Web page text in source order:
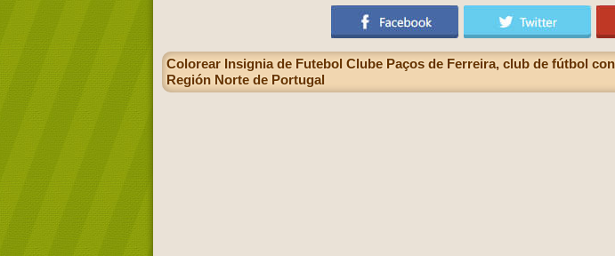
Colorear Insignia de Futebol Clube Paços de Ferreira, club de fútbol
Región Norte de Portugal